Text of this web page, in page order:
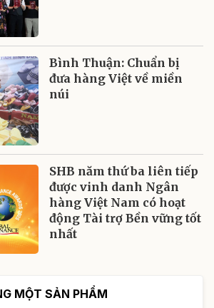
Bình Thuận: Chuẩn bị
đưa hàng Việt về miền
núi
SHB năm thứ ba liên tiếp
được vinh danh Ngân
hàng Việt Nam có hoạt
động Tài trợ Bền vững tốt
nhất
MỘT SẢN PHẨM